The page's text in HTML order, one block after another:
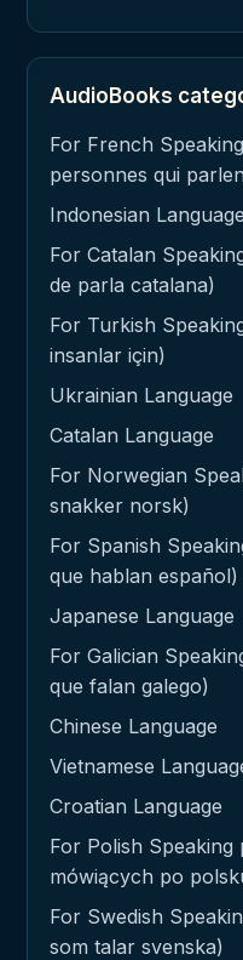
AudioBooks
For French
personnes qui
Indonesian Language
For Catalan
de parla catalana)
For Turkish
insanlar için)
Ukrainian Language
Catalan Language
For Norwegian
snakker norsk)
For Spanish
que hablan español)
Japanese Language
For Galician
que falan galego)
Chinese Language
Vietnamese
Croatian Language
For Polish Speaking
mówiących po
For Swedish
som talar svenska)